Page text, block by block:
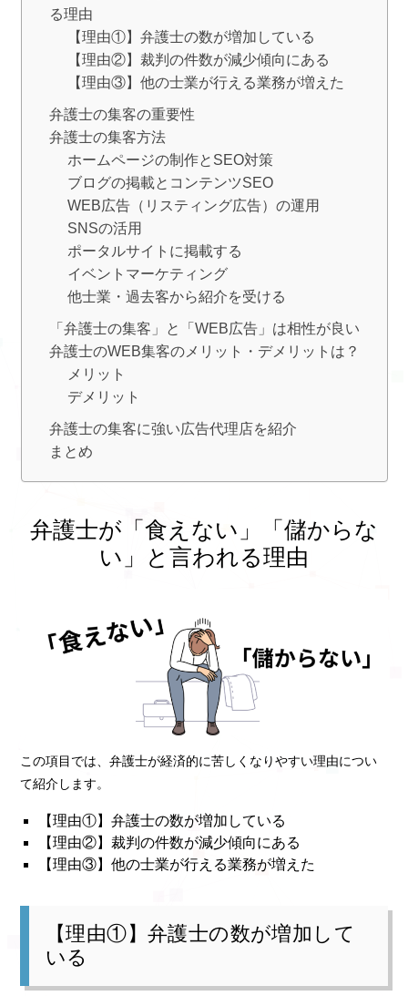
る理由
【理由①】弁護士の数が増加している
【理由②】裁判の件数が減少傾向にある
【理由③】他の士業が行える業務が増えた
弁護士の集客の重要性
弁護士の集客方法
ホームページの制作とSEO対策
ブログの掲載とコンテンツSEO
WEB広告（リスティング広告）の運用
SNSの活用
ポータルサイトに掲載する
イベントマーケティング
他士業・過去客から紹介を受ける
「弁護士の集客」と「WEB広告」は相性が良い
弁護士のWEB集客のメリット・デメリットは？
メリット
デメリット
弁護士の集客に強い広告代理店を紹介
まとめ
弁護士が「食えない」「儲からな
い」と言われる理由
この項目では、弁護士が経済的に苦しくなりやすい理由につい
て紹介します。
【理由①】弁護士の数が増加している
【理由②】裁判の件数が減少傾向にある
【理由③】他の士業が行える業務が増えた
【理由①】弁護士の数が増加して
いる